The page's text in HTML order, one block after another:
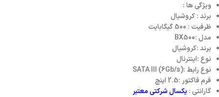
ویژگی ها :
برند : کروشیال
ظرفیت : 500 گیگابایت
مدل :BX500
برند :کروشیال
نوع :اینترنال
نوع رابط :(SATA III (6Gb/s
فرم فاکتور :2.5 اینچ
گارانتی : یکسال شرکتی معتبر